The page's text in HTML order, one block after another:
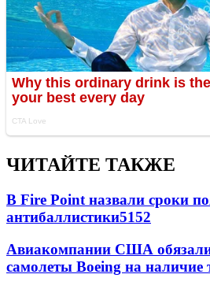
ЧИТАЙТЕ ТАКЖЕ
В Fire Point назвали сроки
антибаллистики5152
Авиакомпании США
самолеты Boeing на наличие